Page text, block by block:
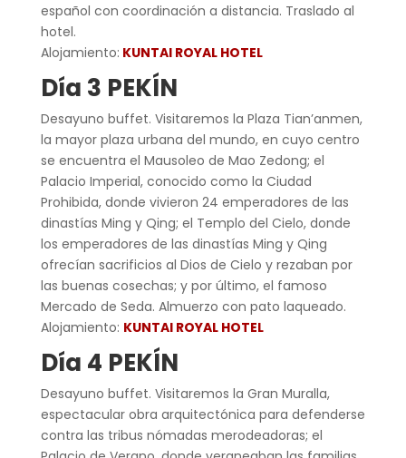
español con coordinación a distancia. Traslado al
hotel.
Alojamiento: KUNTAI ROYAL HOTEL
Día 3 PEKÍN
Desayuno buffet. Visitaremos la Plaza Tian’anmen,
la mayor plaza urbana del mundo, en cuyo centro
se encuentra el Mausoleo de Mao Zedong; el
Palacio Imperial, conocido como la Ciudad
Prohibida, donde vivieron 24 emperadores de las
dinastías Ming y Qing; el Templo del Cielo, donde
los emperadores de las dinastías Ming y Qing
ofrecían sacrificios al Dios de Cielo y rezaban por
las buenas cosechas; y por último, el famoso
Mercado de Seda. Almuerzo con pato laqueado.
Alojamiento: KUNTAI ROYAL HOTEL
Día 4 PEKÍN
Desayuno buffet. Visitaremos la Gran Muralla,
espectacular obra arquitectónica para defenderse
contra las tribus nómadas merodeadoras; el